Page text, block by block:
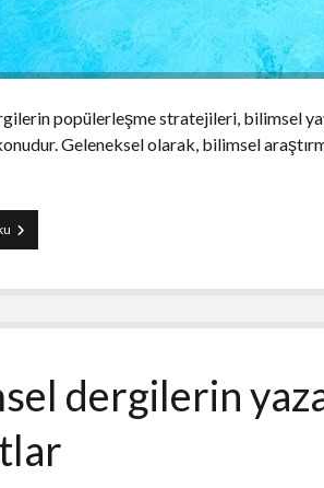
popülerleşme stratejileri, bilimsel
Geleneksel olarak, bilimsel
Bilimsel
dergilerin
stratejileri
dergilerin